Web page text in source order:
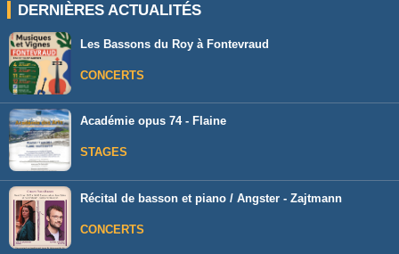
DERNIÈRES ACTUALITÉS
Les Bassons du Roy à Fontevraud
CONCERTS
Académie opus 74 - Flaine
STAGES
Récital de basson et piano / Angster - Zajtmann
CONCERTS